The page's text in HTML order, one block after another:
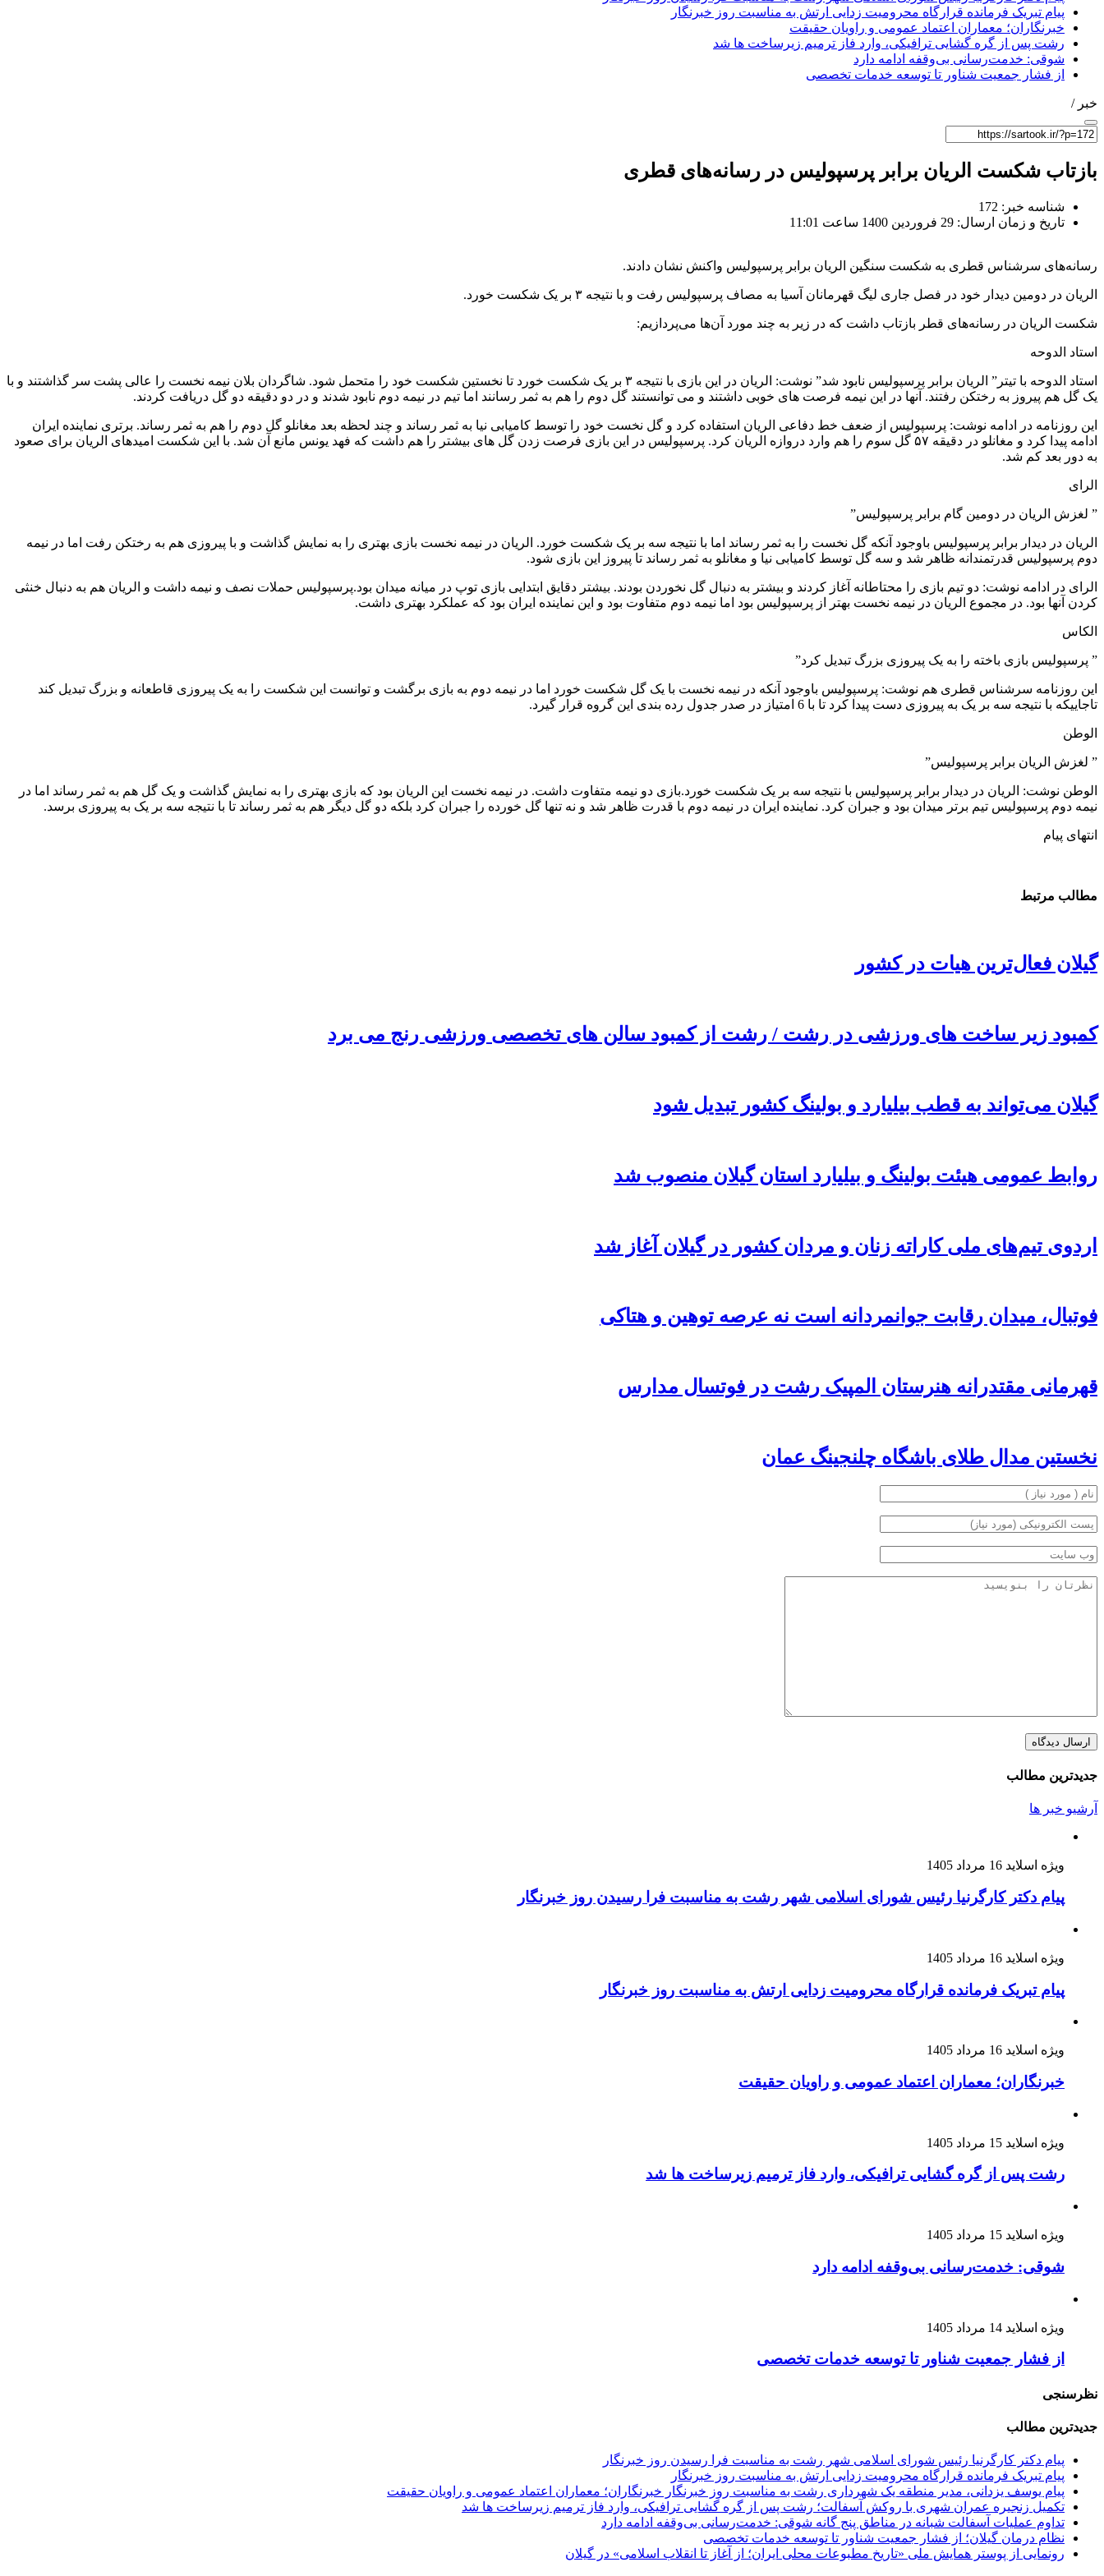
پیام تبریک فرمانده قرارگاه محرومیت‌ زدایی ارتش به مناسبت روز خبرنگار
خبرنگاران؛ معماران اعتماد عمومی و راویان حقیقت
رشت پس از گره گشایی ترافیکی، وارد فاز ترمیم زیرساخت ها شد
شوقی: خدمت‌رسانی بی‌وقفه ادامه دارد
از فشار جمعیت شناور تا توسعه خدمات تخصصی
خبر /
بازتاب شکست الریان برابر پرسپولیس در رسانه‌های قطری
شناسه خبر: 172
تاریخ و زمان ارسال: 29 فروردین 1400 ساعت 11:01
رسانه‌های سرشناس قطری به شکست سنگین الریان برابر پرسپولیس واکنش نشان دادند.
الریان در دومین دیدار خود در فصل جاری لیگ قهرمانان آسیا به مصاف پرسپولیس رفت و با نتیجه ۳ بر یک شکست خورد.
شکست الریان در رسانه‌های قطر بازتاب داشت که در زیر به چند مورد آن‌ها می‌پردازیم:
استاد الدوحه
استاد الدوحه با تیتر” الریان برابر پرسپولیس نابود شد” نوشت: الریان در این بازی با نتیجه ۳ بر یک شکست خورد تا نخستین شکست خود را متحمل شود. شاگردان بلان نیمه نخست را عالی پشت سر گذاشتند و با
یک گل هم پیروز به رختکن رفتند. آنها در این نیمه فرصت های خوبی داشتند و می توانستند گل دوم را هم به ثمر رسانند اما تیم در نیمه دوم نابود شدند و در دو دقیقه دو گل دریافت کردند.
این روزنامه در ادامه نوشت: پرسپولیس از ضعف خط دفاعی الریان استفاده کرد و گل نخست خود را توسط کامیابی نیا به ثمر رساند و چند لحظه بعد مغانلو گل دوم را هم به ثمر رساند. برتری نماینده ایران
ادامه پیدا کرد و مغانلو در دقیقه ۵۷ گل سوم را هم وارد دروازه الریان کرد. پرسپولیس در این بازی فرصت زدن گل های بیشتر را هم داشت که فهد یونس مانع آن شد. با این شکست امیدهای الریان برای صعود
به دور بعد کم شد.
الرای
” لغزش الریان در دومین گام برابر پرسپولیس”
الریان در دیدار برابر پرسپولیس باوجود آنکه گل نخست را به ثمر رساند اما با نتیجه سه بر یک شکست خورد. الریان در نیمه نخست بازی بهتری را به نمایش گذاشت و با پیروزی هم به رختکن رفت اما در نیمه
دوم پرسپولیس قدرتمندانه ظاهر شد و سه گل توسط کامیابی نیا و مغانلو به ثمر رساند تا پیروز این بازی شود.
الرای در ادامه نوشت: دو تیم بازی را محتاطانه آغاز کردند و بیشتر به دنبال گل نخوردن بودند. بیشتر دقایق ابتدایی بازی توپ در میانه میدان بود.پرسپولیس حملات نصف و نیمه داشت و الریان هم به دنبال خنثی
کردن آنها بود. در مجموع الریان در نیمه نخست بهتر از پرسپولیس بود اما نیمه دوم متفاوت بود و این نماینده ایران بود که عملکرد بهتری داشت.
الکاس
” پرسپولیس بازی باخته را به یک پیروزی بزرگ تبدیل کرد”
این روزنامه سرشناس قطری هم نوشت: پرسپولیس باوجود آنکه در نیمه نخست با یک گل شکست خورد اما در نیمه دوم به بازی برگشت و توانست این شکست را به یک پیروزی قاطعانه و بزرگ تبدیل کند
تاجاییکه با نتیجه سه بر یک به پیروزی دست پیدا کرد تا با 6 امتیاز در صدر جدول رده بندی این گروه قرار گیرد.
الوطن
” لغزش الریان برابر پرسپولیس”
الوطن نوشت: الریان در دیدار برابر پرسپولیس با نتیجه سه بر یک شکست خورد.بازی دو نیمه متفاوت داشت. در نیمه نخست این الریان بود که بازی بهتری را به نمایش گذاشت و یک گل هم به ثمر رساند اما در
نیمه دوم پرسپولیس تیم برتر میدان بود و جبران کرد. نماینده ایران در نیمه دوم با قدرت ظاهر شد و نه تنها گل خورده را جبران کرد بلکه دو گل دیگر هم به ثمر رساند تا با نتیجه سه بر یک به پیروزی برسد.
انتهای پیام
مطالب مرتبط
گیلان فعال‌ترین هیات در کشور
کمبود زیر ساخت های ورزشی در رشت / رشت از کمبود سالن های تخصصی ورزشی رنج می برد
گیلان می‌تواند به قطب بیلیارد و بولینگ کشور تبدیل شود
روابط عمومی هیئت بولینگ و بیلیارد استان گیلان منصوب شد
اردوی تیم‌های ملی کاراته زنان و مردان کشور در گیلان آغاز شد
فوتبال، میدان رقابت جوانمردانه است نه عرصه توهین و هتاکی
قهرمانی مقتدرانه هنرستان المپیک رشت در فوتسال مدارس
نخستین مدال طلای باشگاه چلنجینگ عمان
جدیدترین مطالب
آرشیو خبر ها
ویژه اسلاید 16 مرداد 1405
پیام دکتر کارگرنیا رئیس شورای اسلامی شهر رشت به مناسبت فرا رسیدن روز خبرنگار
ویژه اسلاید 16 مرداد 1405
پیام تبریک فرمانده قرارگاه محرومیت‌ زدایی ارتش به مناسبت روز خبرنگار
ویژه اسلاید 16 مرداد 1405
خبرنگاران؛ معماران اعتماد عمومی و راویان حقیقت
ویژه اسلاید 15 مرداد 1405
رشت پس از گره گشایی ترافیکی، وارد فاز ترمیم زیرساخت ها شد
ویژه اسلاید 15 مرداد 1405
شوقی: خدمت‌رسانی بی‌وقفه ادامه دارد
ویژه اسلاید 14 مرداد 1405
از فشار جمعیت شناور تا توسعه خدمات تخصصی
نظرسنجی
جدیدترین مطالب
پیام دکتر کارگرنیا رئیس شورای اسلامی شهر رشت به مناسبت فرا رسیدن روز خبرنگار
پیام تبریک فرمانده قرارگاه محرومیت‌ زدایی ارتش به مناسبت روز خبرنگار
پیام یوسف یزدانی، مدیر منطقه یک شهرداری رشت به مناسبت روز خبرنگار خبرنگاران؛ معماران اعتماد عمومی و راویان حقیقت
تکمیل زنجیره عمران شهری با روکش آسفالت؛ رشت پس از گره گشایی ترافیکی، وارد فاز ترمیم زیرساخت ها شد
تداوم عملیات آسفالت‌ شبانه در مناطق پنج گانه شوقی: خدمت‌رسانی بی‌وقفه ادامه دارد
نظام درمان گیلان؛ از فشار جمعیت شناور تا توسعه خدمات تخصصی
رونمایی از پوستر همایش ملی «تاریخ مطبوعات محلی ایران؛ از آغاز تا انقلاب اسلامی» در گیلان